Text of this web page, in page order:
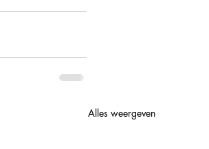
Alles weergeven